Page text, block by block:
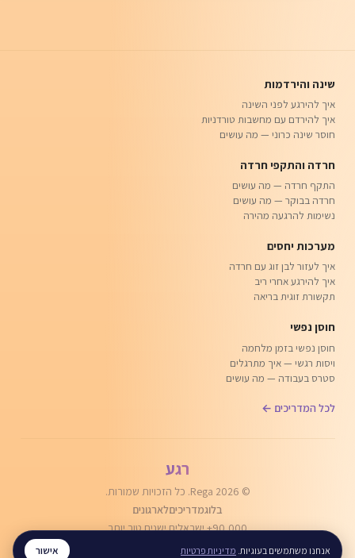
שינה והירדמות
איך להירגע לפני השינה
איך להירדם עם מחשבות טורדניות
חוסר שינה כרוני — מה עושים
חרדה והתקפי חרדה
התקף חרדה — מה עושים
חרדה בבוקר — מה עושים
נשימות להרגעה מהירה
מערכות יחסים
איך לעזור לבן זוג עם חרדה
איך להירגע אחרי ריב
תקשורת זוגית בריאה
חוסן נפשי
חוסן נפשי בזמן מלחמה
ויסות רגשי — איך מתרגלים
סטרס בעבודה — מה עושים
לכל המדריכים ←
רגע
© 2026 Rega. כל הזכויות שמורות.
בלוגמדריכיםלארגונים
90,000+ ישראלים ישנים טוב יותר
אנחנו משתמשים בעוגיות. מדיניות פרטיות אישור